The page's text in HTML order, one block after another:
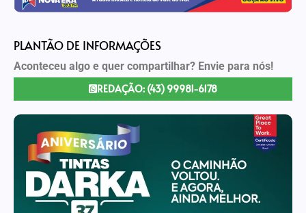
PLANTÃO DE INFORMAÇÕES
Aconteceu algo e quer compartilhar? Envie para nós!
REDAÇÃO: (43) 99981-6178